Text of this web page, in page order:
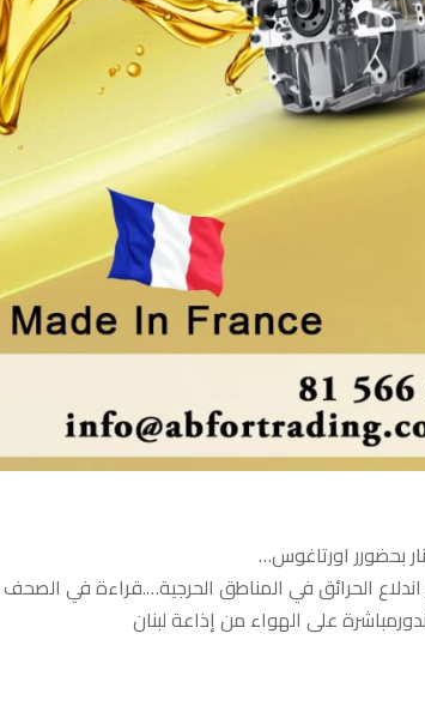
الحرائق في المناطق الحرجية….قراءة في الصحف
على الهواء من إذاعة لبنان